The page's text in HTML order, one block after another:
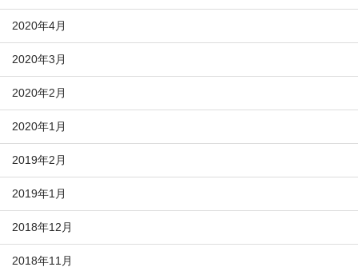
2020年4月
2020年3月
2020年2月
2020年1月
2019年2月
2019年1月
2018年12月
2018年11月